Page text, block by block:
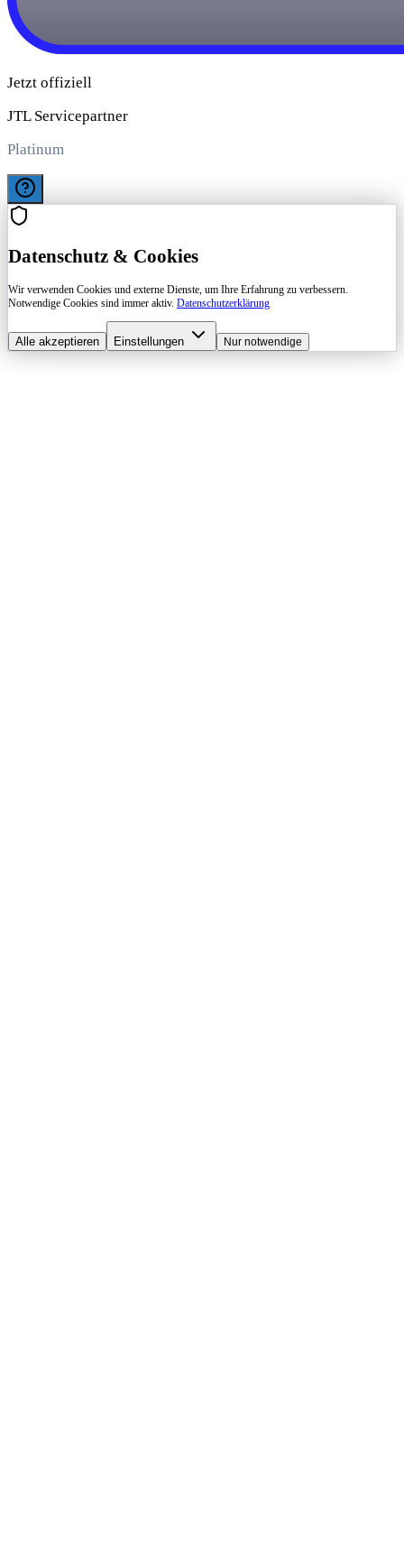
Datenschutz & Cookies
Wir verwenden Cookies und externe Dienste, um Ihre Erfahrung zu verbessern.
Notwendige Cookies sind immer aktiv. Datenschutzerklärung
Alle akzeptieren Einstellungen Nur notwendige